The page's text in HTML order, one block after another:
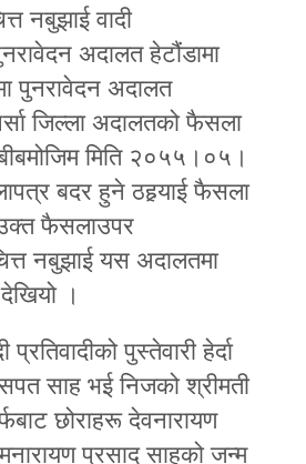
नबुझाई वादी
अदालत हेटौंडामा
पुनरावेदन अदालत
जिल्ला अदालतको फैसला
मिति २०५५।०५।
बदर हुने ठहर्‍याई फैसला
फैसलाउपर
नबुझाई यस अदालतमा
।
पुस्तेवारी हेर्दा
साह भई निजको श्रीमती
छोराहरू देवनारायण
प्रसाद साहको जन्म